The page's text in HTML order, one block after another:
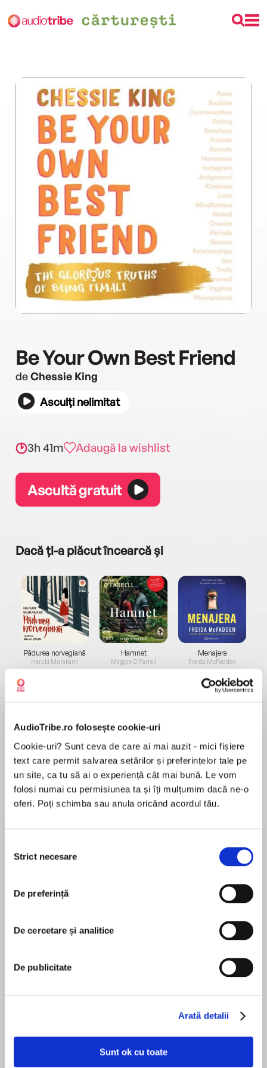
AudioTribe.ro folosește cookie-uri
Cookie-uri? Sunt ceva de care ai mai auzit - mici fișiere
text care permit salvarea setărilor și preferințelor tale pe
un site, ca tu să ai o experiență cât mai bună. Le vom
folosi numai cu permisiunea ta și îți mulțumim dacă ne-o
oferi. Poți schimba sau anula oricând acordul tău.
consimțământului
Strict necesare
De preferință
De cercetare și analitice
De publicitate
Arată detalii
Sunt ok cu toate
Be Your Own Best Friend
deChessie King
Asculți nelimitat
3h 41m Adaugă la wishlist
Ascultă gratuit
Dacă ți-a plăcut încearcă și
Pădurea norvegiană
Haruki Murakami
Elita de Argint (Elita
de...
Dani Francis
Hamnet
Maggie O'Farrell
Diavolul se îmbracă de
la...
Lauren Weisberger
Menajera
Freida McFadden
Migdală
Sohn Won-pyung
THE SUNDAY TIMES BESTSELLER
This book is a celebration of…
Your best friend
MAI MULT
pentru această carte